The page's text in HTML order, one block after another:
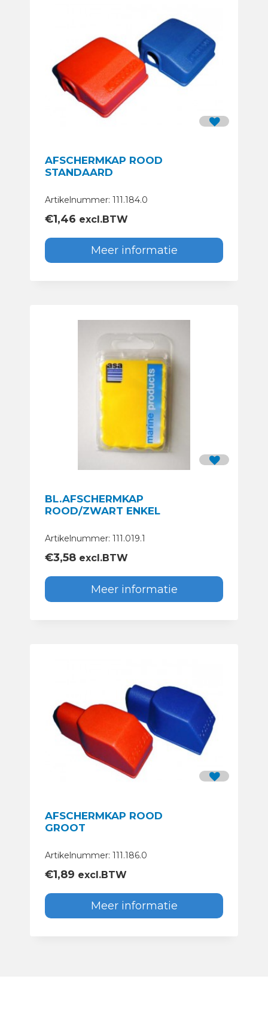
AFSCHERMKAP ROOD
STANDAARD
Artikelnummer: 111.184.0
€1,46 excl.BTW
Meer informatie
BL.AFSCHERMKAP
ROOD/ZWART ENKEL
Artikelnummer: 111.019.1
€3,58 excl.BTW
Meer informatie
AFSCHERMKAP ROOD
GROOT
Artikelnummer: 111.186.0
€1,89 excl.BTW
Meer informatie